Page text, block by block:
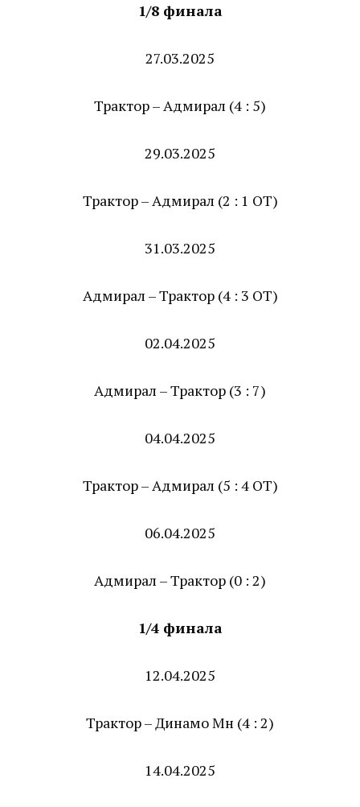
1/8 финала
27.03.2025
Трактор – Адмирал (4 : 5)
29.03.2025
Трактор – Адмирал (2 : 1 ОТ)
31.03.2025
Адмирал – Трактор (4 : 3 ОТ)
02.04.2025
Адмирал – Трактор (3 : 7)
04.04.2025
Трактор – Адмирал (5 : 4 ОТ)
06.04.2025
Адмирал – Трактор (0 : 2)
1/4 финала
12.04.2025
Трактор – Динамо Мн (4 : 2)
14.04.2025